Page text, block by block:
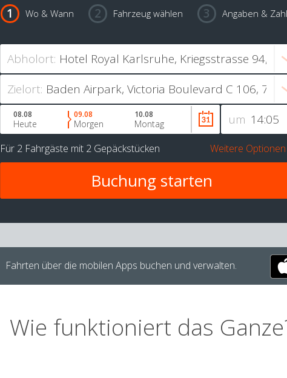
Wo & Wann Fahrzeug wählen Angaben &
Abholort:
Zielort:
um
08.08
Heute
09.08
Morgen
10.08
Montag
Für 2 Fahrgäste mit 2 Gepäckstücken Weitere Optionen
Fahrten über die mobilen Apps buchen und verwalten.
Wie funktioniert das